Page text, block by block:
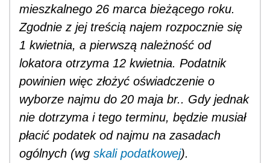
mieszkalnego 26 marca bieżącego roku.
Zgodnie z jej treścią najem rozpocznie się
1 kwietnia, a pierwszą należność od
lokatora otrzyma 12 kwietnia. Podatnik
powinien więc złożyć oświadczenie o
wyborze najmu do 20 maja br.. Gdy jednak
nie dotrzyma i tego terminu, będzie musiał
płacić podatek od najmu na zasadach
ogólnych (wg skali podatkowej).